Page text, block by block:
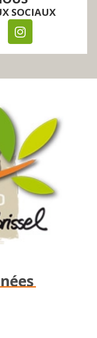
SOCIAUX